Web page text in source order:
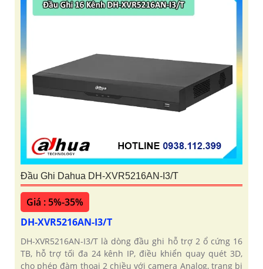
Đầu Ghi Dahua DH-XVR5216AN-I3/T
Giá : 5%-35%
DH-XVR5216AN-I3/T
DH-XVR5216AN-I3/T là dòng đầu ghi hỗ trợ 2 ổ cứng 16
TB, hỗ trợ tối đa 24 kênh IP, điều khiển quay quét 3D,
cho phép đàm thoại 2 chiều với camera Analog, trang bị